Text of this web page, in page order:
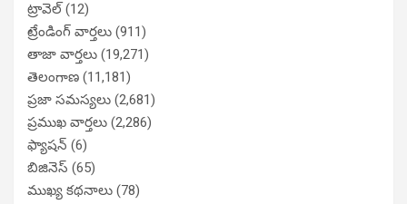
ట్రావెల్(12)
ట్రేండింగ్ వార్తలు (911)
తాజా వార్తలు (19,271)
తెలంగాణ (11,181)
ప్రజా సమస్యలు (2,681)
ప్రముఖ వార్తలు (2,286)
ఫ్యాషన్ (6)
బిజినెస్ (65)
ముఖ్య కథనాలు (78)